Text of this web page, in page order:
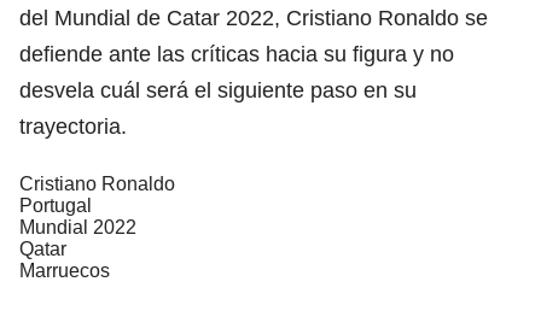
del Mundial de Catar 2022, Cristiano Ronaldo se
defiende ante las críticas hacia su figura y no
desvela cuál será el siguiente paso en su
trayectoria.
Cristiano Ronaldo
Portugal
Mundial 2022
Qatar
Marruecos